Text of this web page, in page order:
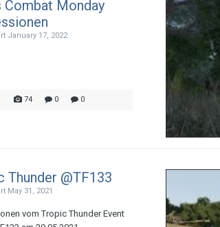
Combat Monday
January 17, 2022
74 0 0
Thunder @TF133
May 31, 2021
vom Tropic Thunder Event